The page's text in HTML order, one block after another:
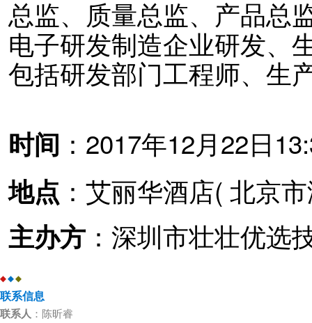
总监、质量总监、产品总
电子研发制造企业研发、
包括研发部门工程师、生
时间 ：2017年12月22日
地点 ： 艾丽华酒店( 北京
主办方 ：深圳市壮壮优选
◆◆◆
联系信息
联系人 ： 陈昕睿